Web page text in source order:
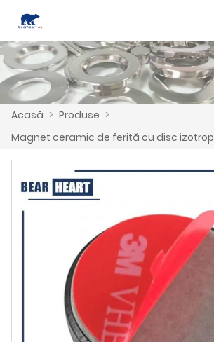
Acasă > Produse >
Magnet ceramic de ferită cu disc izotrop